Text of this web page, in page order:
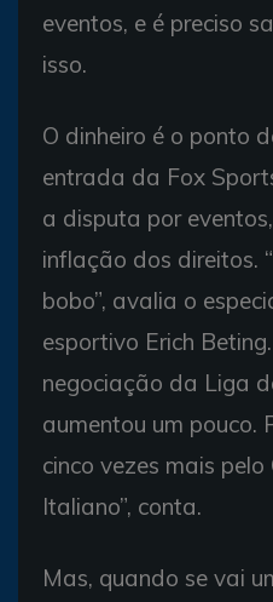
eventos, e é preciso
isso.
O dinheiro é o ponto
entrada da Fox
a disputa por
inflação dos direitos.
bobo”, avalia o
esportivo Erich
negociação da Liga
aumentou um pouco.
cinco vezes mais
Italiano”, conta.
Mas, quando se vai